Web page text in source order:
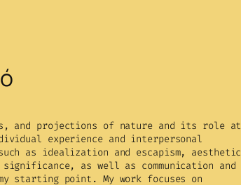
and projections of nature and its role at
experience and interpersonal
as idealization and escapism, aesthetic
as well as communication and
starting point. My work focuses on